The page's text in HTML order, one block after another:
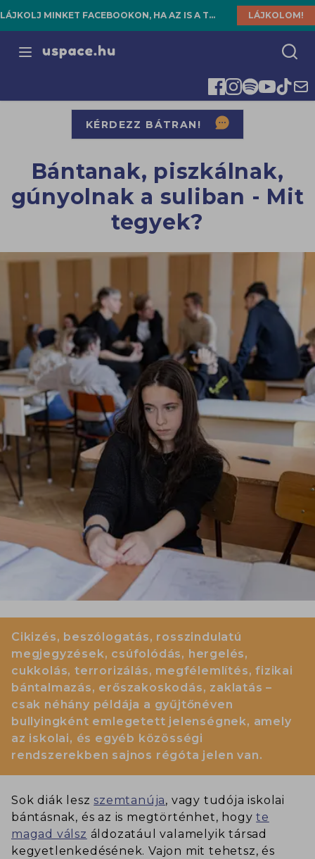
LÁJKOLJ MINKET FACEBOOKON, HA AZ IS A TE HELYED! LÁJKOLOM!
Open menu
KÉRDEZZ BÁTRAN!
Bántanak, piszkálnak,
gúnyolnak a suliban - Mit
tegyek?
Cikizés, beszólogatás, rosszindulatú
megjegyzések, csúfolódás, hergelés,
cukkolás, terrorizálás, megfélemlítés, fizikai
bántalmazás, erőszakoskodás, zaklatás –
csak néhány példája a gyűjtőnéven
bullyingként emlegetett jelenségnek, amely
az iskolai, és egyéb közösségi
rendszerekben sajnos régóta jelen van.
Sok diák leszszemtanúja, vagy tudója iskolai
bántásnak, és az is megtörténhet, hogyte
magad válsz áldozatául valamelyik társad
kegyetlenkedésének. Vajon mit tehetsz, és